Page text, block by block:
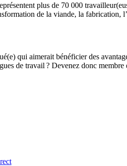
plus de 70 000
de la viande, la fabrication,
qui aimerait bénéficier des
de travail ? Devenez donc